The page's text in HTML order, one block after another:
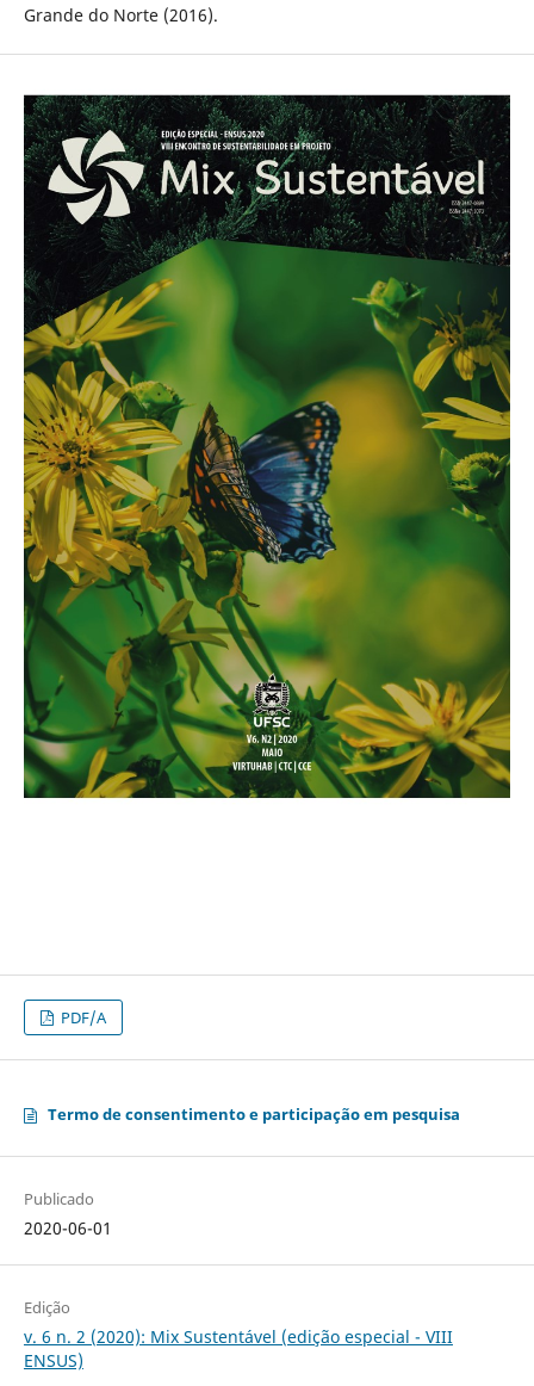
Grande do Norte (2016).
PDF/A
Termo de consentimento e participação em pesquisa
Publicado
2020-06-01
Edição
v. 6 n. 2 (2020): Mix Sustentável (edição especial - VIII
ENSUS)